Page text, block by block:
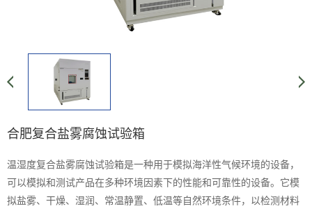
合肥复合盐雾腐蚀试验箱
温湿度复合盐雾腐蚀试验箱是一种用于模拟海洋性气候环境的设备，
可以模拟和测试产品在多种环境因素下的性能和可靠性的设备。它模
拟盐雾、干燥、湿润、常温静置、低温等自然环境条件，以检测材料